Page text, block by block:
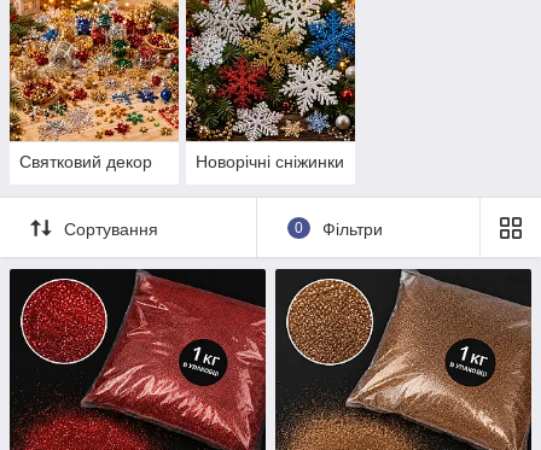
Створіть особливу атмосферу зимових свят разом із нашою
колекцією новорічних сніжинок та святкового декору. У
категорії представлені декоративні сніжинки для ялинки,
різнобарвні прикраси з глітером, підвіски, декоративні
елементи та інші аксесуари для оформлення дому, офісу,
вітрин і новорічних композицій.
Наш декор допоможе легко створити затишну та святкову
Святковий декор Новорічні сніжинки
Сортування 0 Фільтри